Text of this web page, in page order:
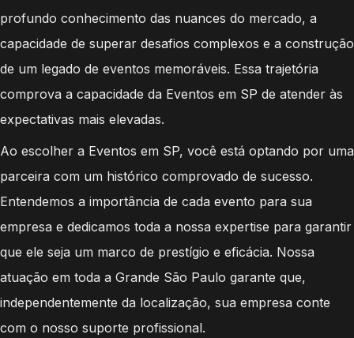
profundo conhecimento das nuances do mercado, a
capacidade de superar desafios complexos e a construção
de um legado de eventos memoráveis. Essa trajetória
comprova a capacidade da Eventos em SP de atender às
expectativas mais elevadas.
Ao escolher a Eventos em SP, você está optando por uma
parceira com um histórico comprovado de sucesso.
Entendemos a importância de cada evento para sua
empresa e dedicamos toda a nossa expertise para garantir
que ele seja um marco de prestígio e eficácia. Nossa
atuação em toda a Grande São Paulo garante que,
independentemente da localização, sua empresa conte
com o nosso suporte profissional.